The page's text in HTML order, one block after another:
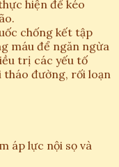
hiện để kéo
chống kết tập
máu để ngăn ngừa
trị các yếu tố
tháo đường, rối loạn
áp lực nội sọ và